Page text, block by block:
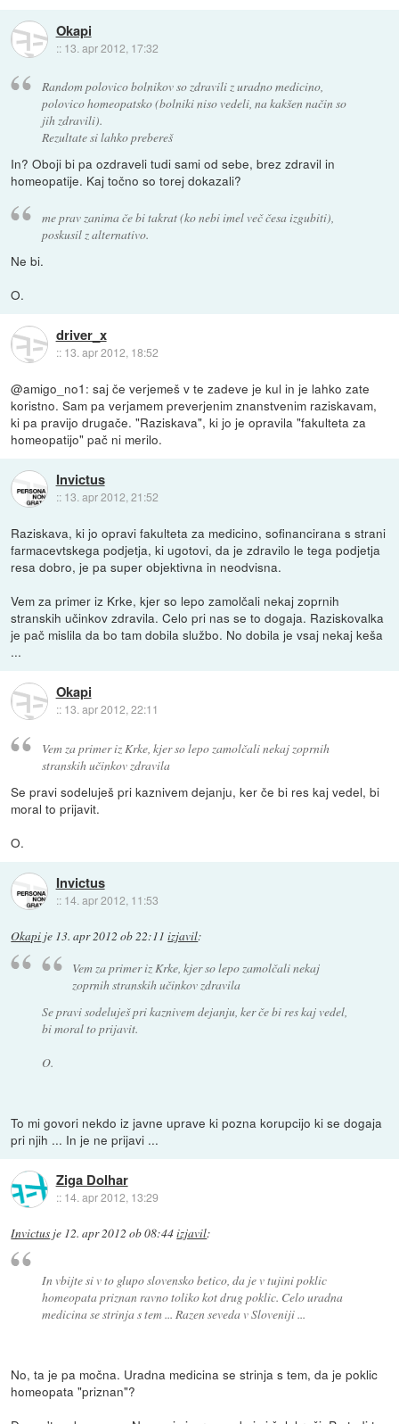
Okapi
:: 13. apr 2012, 17:32
Random polovico bolnikov so zdravili z uradno medicino,
polovico homeopatsko (bolniki niso vedeli, na kakšen način so
jih zdravili).
Rezultate si lahko prebereš
In? Oboji bi pa ozdraveli tudi sami od sebe, brez zdravil in
homeopatije. Kaj točno so torej dokazali?
me prav zanima če bi takrat (ko nebi imel več česa izgubiti),
poskusil z alternativo.
Ne bi.
O.
driver_x
:: 13. apr 2012, 18:52
@amigo_no1: saj če verjemeš v te zadeve je kul in je lahko zate
koristno. Sam pa verjamem preverjenim znanstvenim raziskavam,
ki pa pravijo drugače. "Raziskava", ki jo je opravila "fakulteta za
homeopatijo" pač ni merilo.
Invictus
:: 13. apr 2012, 21:52
Raziskava, ki jo opravi fakulteta za medicino, sofinancirana s strani
farmacevtskega podjetja, ki ugotovi, da je zdravilo le tega podjetja
resa dobro, je pa super objektivna in neodvisna.
Vem za primer iz Krke, kjer so lepo zamolčali nekaj zoprnih
stranskih učinkov zdravila. Celo pri nas se to dogaja. Raziskovalka
je pač mislila da bo tam dobila službo. No dobila je vsaj nekaj keša
...
Okapi
:: 13. apr 2012, 22:11
Vem za primer iz Krke, kjer so lepo zamolčali nekaj zoprnih
stranskih učinkov zdravila
Se pravi sodeluješ pri kaznivem dejanju, ker če bi res kaj vedel, bi
moral to prijavit.
O.
Invictus
:: 14. apr 2012, 11:53
Okapi je 13. apr 2012 ob 22:11 izjavil:
Vem za primer iz Krke, kjer so lepo zamolčali nekaj
zoprnih stranskih učinkov zdravila
Se pravi sodeluješ pri kaznivem dejanju, ker če bi res kaj vedel,
bi moral to prijavit.
O.
To mi govori nekdo iz javne uprave ki pozna korupcijo ki se dogaja
pri njih ... In je ne prijavi ...
Ziga Dolhar
:: 14. apr 2012, 13:29
Invictus je 12. apr 2012 ob 08:44izjavil:
In vbijte si v to glupo slovensko betico, da je v tujini poklic
homeopata priznan ravno toliko kot drug poklic. Celo uradna
medicina se strinja s tem ... Razen seveda v Sloveniji ...
No, ta je pa močna. Uradna medicina se strinja s tem, da je poklic
homeopata "priznan"?